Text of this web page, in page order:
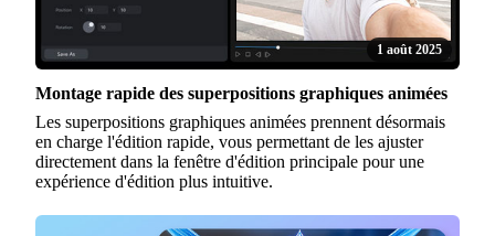
1 août 2025
Montage rapide des superpositions graphiques animées
Les superpositions graphiques animées prennent désormais
en charge l'édition rapide, vous permettant de les ajuster
directement dans la fenêtre d'édition principale pour une
expérience d'édition plus intuitive.